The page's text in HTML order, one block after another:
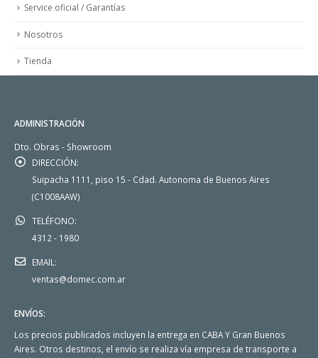
Service oficial / Garantías
Nosotros
Tienda
ADMINISTRACIÓN
Dto. Obras - Showroom
DIRECCIÓN:
Suipacha 1111, piso 15 - Cdad. Autonoma de Buenos Aires
(C1008AAW)
TELÉFONO:
4312 - 1980
EMAIL:
ventas@domec.com.ar
ENVÍOS:
Los precios publicados incluyen la entrega en CABA Y Gran Buenos
Aires. Otros destinos, el envío se realiza vía empresa de transporte a